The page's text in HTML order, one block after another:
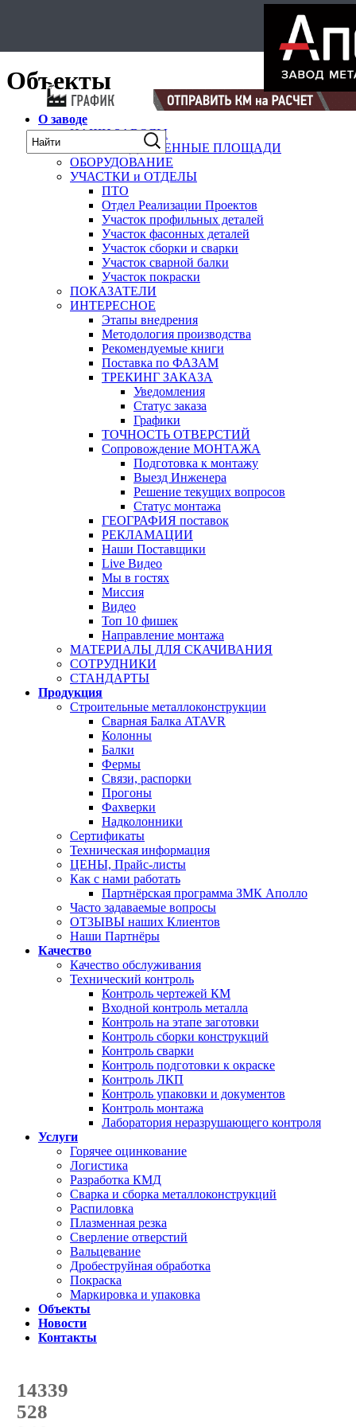
Объекты
О заводе
НАШИ ЗАВОДЫ
ПРОИЗВОДСТВЕННЫЕ ПЛОЩАДИ
ОБОРУДОВАНИЕ
УЧАСТКИ и ОТДЕЛЫ
ПТО
Отдел Реализации Проектов
Участок профильных деталей
Участок фасонных деталей
Участок сборки и сварки
Участок сварной балки
Участок покраски
ПОКАЗАТЕЛИ
ИНТЕРЕСНОЕ
Этапы внедрения
Методология производства
Рекомендуемые книги
Поставка по ФАЗАМ
ТРЕКИНГ ЗАКАЗА
Уведомления
Статус заказа
Графики
ТОЧНОСТЬ ОТВЕРСТИЙ
Сопровождение МОНТАЖА
Подготовка к монтажу
Выезд Инженера
Решение текущих вопросов
Статус монтажа
ГЕОГРАФИЯ поставок
РЕКЛАМАЦИИ
Наши Поставщики
Live Видео
Мы в гостях
Миссия
Видео
Топ 10 фишек
Направление монтажа
МАТЕРИАЛЫ ДЛЯ СКАЧИВАНИЯ
СОТРУДНИКИ
СТАНДАРТЫ
Продукция
Строительные металлоконструкции
Сварная Балка ATAVR
Колонны
Балки
Фермы
Связи, распорки
Прогоны
Фахверки
Надколонники
Сертификаты
Техническая информация
ЦЕНЫ, Прайс-листы
Как с нами работать
Партнёрская программа ЗМК Аполло
Часто задаваемые вопросы
ОТЗЫВЫ наших Клиентов
Наши Партнёры
Качество
Качество обслуживания
Технический контроль
Контроль чертежей КМ
Входной контроль металла
Контроль на этапе заготовки
Контроль сборки конструкций
Контроль сварки
Контроль подготовки к окраске
Контроль ЛКП
Контроль упаковки и документов
Контроль монтажа
Лаборатория неразрушающего контроля
Услуги
Горячее оцинкование
Логистика
Разработка КМД
Сварка и сборка металлоконструкций
Распиловка
Плазменная резка
Сверление отверстий
Вальцевание
Дробеструйная обработка
Покраска
Маркировка и упаковка
Объекты
Новости
Контакты
14339
с начала года
528
с начала месяца